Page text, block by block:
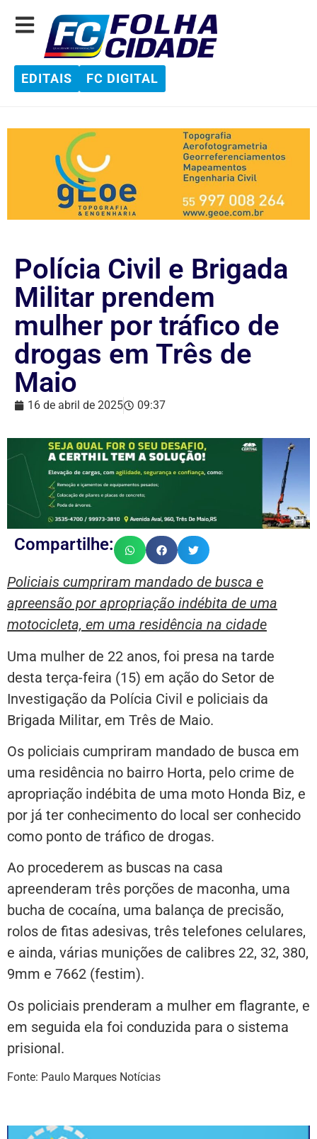
EDITAIS FC DIGITAL
Polícia Civil e Brigada
Militar prendem
mulher por tráfico de
drogas em Três de
Maio
16 de abril de 2025 09:37
Compartilhe:
Policiais cumpriram mandado de busca e
apreensão por apropriação indébita de uma
motocicleta, em uma residência na cidade
Uma mulher de 22 anos, foi presa na tarde
desta terça-feira (15) em ação do Setor de
Investigação da Polícia Civil e policiais da
Brigada Militar, em Três de Maio.
Os policiais cumpriram mandado de busca em
uma residência no bairro Horta, pelo crime de
apropriação indébita de uma moto Honda Biz, e
por já ter conhecimento do local ser conhecido
como ponto de tráfico de drogas.
Ao procederem as buscas na casa
apreenderam três porções de maconha, uma
bucha de cocaína, uma balança de precisão,
rolos de fitas adesivas, três telefones celulares,
e ainda, várias munições de calibres 22, 32, 380,
9mm e 7662 (festim).
Os policiais prenderam a mulher em flagrante, e
em seguida ela foi conduzida para o sistema
prisional.
Fonte: Paulo Marques Notícias